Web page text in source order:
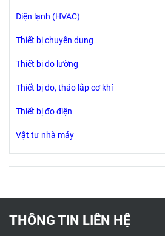
Điện lạnh (HVAC)
Thiết bị chuyên dụng
Thiết bị đo lường
Thiết bị đo, tháo lắp cơ khí
Thiết bị đo điện
Vật tư nhà máy
THÔNG TIN LIÊN HỆ